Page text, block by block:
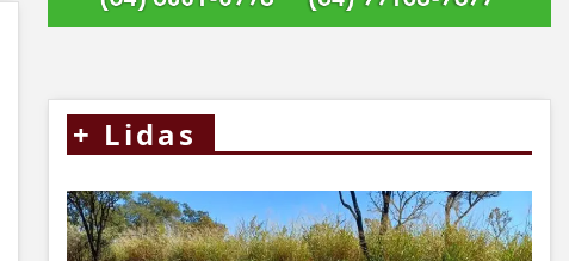
+ Lidas